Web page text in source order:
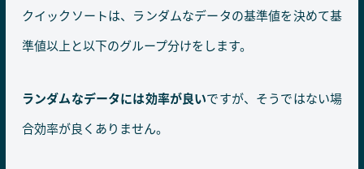
クイックソートは、ランダムなデータの基準値を決めて基
準値以上と以下のグループ分けをします。
ランダムなデータには効率が良いですが、そうではない場
合効率が良くありません。